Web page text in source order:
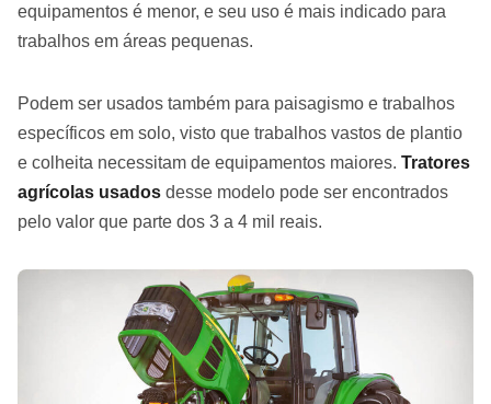
equipamentos é menor, e seu uso é mais indicado para
trabalhos em áreas pequenas.
Podem ser usados também para paisagismo e trabalhos
específicos em solo, visto que trabalhos vastos de plantio
e colheita necessitam de equipamentos maiores. Tratores
agrícolas usados desse modelo pode ser encontrados
pelo valor que parte dos 3 a 4 mil reais.